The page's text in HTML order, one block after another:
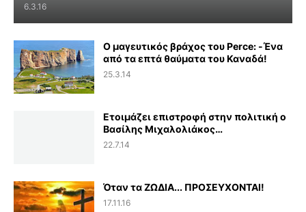
6.3.16
Ο μαγευτικός βράχος του Perce: -Ένα
από τα επτά θαύματα του Καναδά!
25.3.14
Ετοιμάζει επιστροφή στην πολιτική ο
Βασίλης Μιχαλολιάκος…
22.7.14
Όταν τα ΖΩΔΙΑ... ΠΡΟΣΕΥΧΟΝΤΑΙ!
17.11.16